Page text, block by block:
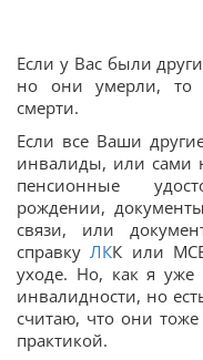
Если у Вас были
но они умерли, то
смерти.
Если все Ваши
инвалиды, или сами
пенсионные
рождении,
связи, или
справку ЛКК или
уходе. Но, как я уже
инвалидности, но
считаю, что они
практикой.